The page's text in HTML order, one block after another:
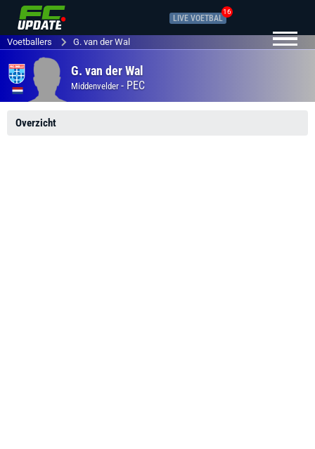
LIVE VOETBAL
16
Voetballers G. van der Wal
G. van der Wal
Middenvelder - PEC
Overzicht